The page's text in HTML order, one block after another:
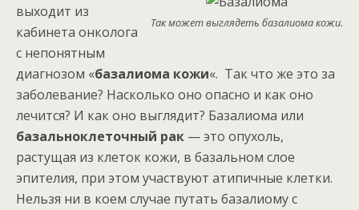
Так может выглядеть базалиома кожи.
выходит из
кабинета онколога
с непонятным
диагнозом «базалиома кожи«. Так что же это за
заболевание? Насколько оно опасно и как оно
лечится? И как оно выглядит? Базалиома или
базальноклеточный рак — это опухоль,
растущая из клеток кожи, в базальном слое
эпителия, при этом участвуют атипичные клетки.
Нельзя ни в коем случае путать базалиому с